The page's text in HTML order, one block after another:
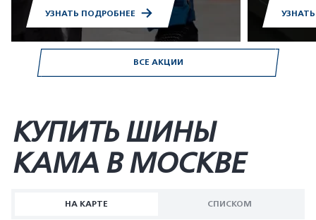
ВСЕ АКЦИИ
УЗНАТЬ ПОДРОБНЕЕ
КУПИТЬ ШИНЫ
KAMA В МОСКВЕ
НА КАРТЕ СПИСКОМ